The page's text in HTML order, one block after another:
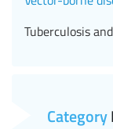
Tuberculosis
Category